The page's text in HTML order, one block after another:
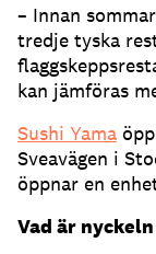
– Innan
tredje tyska
kan jämföras
Sushi Yama
Sveavägen i
öppnar en
Vad är